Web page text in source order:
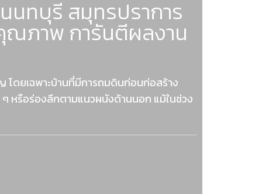
นทบุรี สมุทรปราการ
ภาพ การันตีผลงาน
โดยเฉพาะบ้านที่มีการถมดินก่อนก่อสร้าง
ๆ หรือร่องลึกตามแนวผนังด้านนอก แม้ในช่วง